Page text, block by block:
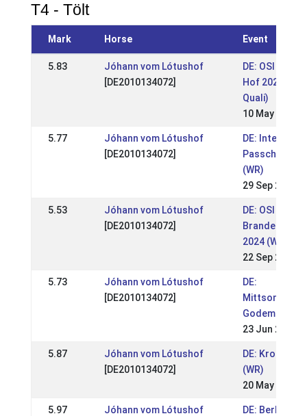
T4 - Tölt
Mark Horse Event
5.83
Jóhann vom Lótushof
[DE2010134072]
DE: OSI &
Hof 2026 (WR
Quali)
10 May 2026
5.77
Jóhann vom Lótushof
[DE2010134072]
DE:
(WR)
29 Sep 2024
5.53
Jóhann vom Lótushof
[DE2010134072]
DE: OSI &
Brandenburg
2024 (WR)
22 Sep 2024
5.73
Jóhann vom Lótushof
[DE2010134072]
DE:
Godemoor
23 Jun 2024
5.87
Jóhann vom Lótushof
[DE2010134072]
DE: Kronshof
(WR)
20 May 2024
5.97
Jóhann vom Lótushof
DE: Berliner